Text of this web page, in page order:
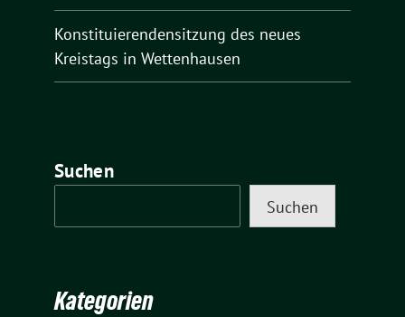
Konstituierendensitzung des neues
Kreistags in Wettenhausen
Suchen
Suchen
Kategorien